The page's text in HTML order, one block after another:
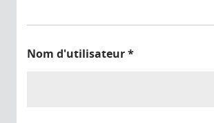
Nom d'utilisateur*